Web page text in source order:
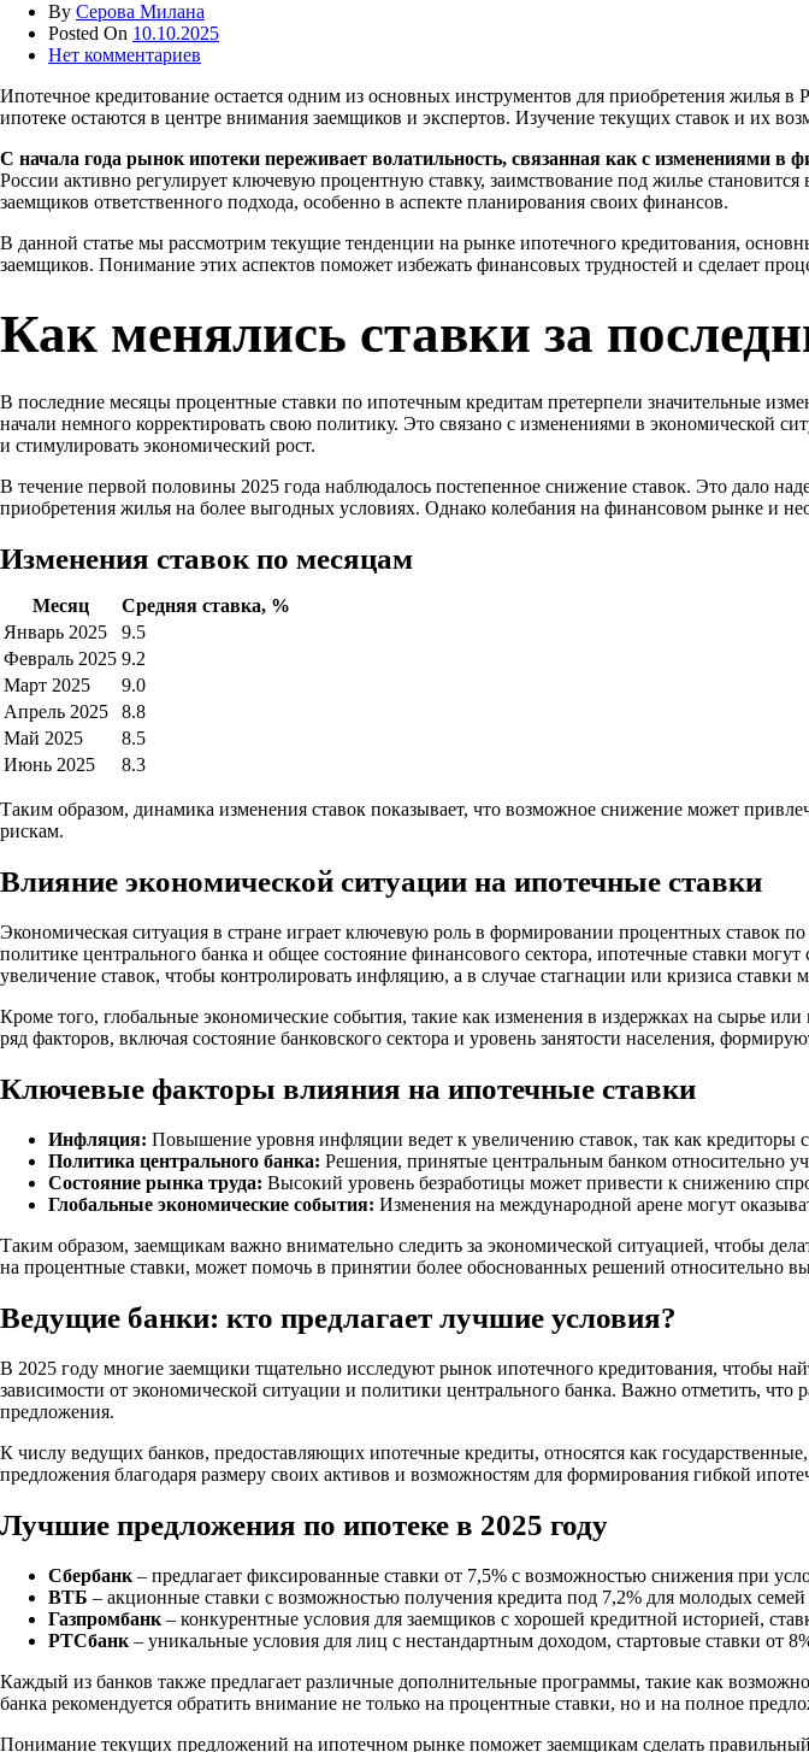
By Серова Милана
Posted On 10.10.2025
Нет комментариев
Ипотечное кредитование остается одним из основных инструментов для приобретения жилья
ипотеке остаются в центре внимания заемщиков и экспертов. Изучение текущих ставок и их
С начала года рынок ипотеки переживает волатильность, связанная как с изменениями
России активно регулирует ключевую процентную ставку, заимствование под жилье
заемщиков ответственного подхода, особенно в аспекте планирования своих финансов.
В данной статье мы рассмотрим текущие тенденции на рынке ипотечного кредитования,
заемщиков. Понимание этих аспектов поможет избежать финансовых трудностей и сделает
Как менялись ставки за
В последние месяцы процентные ставки по ипотечным кредитам претерпели значительные
начали немного корректировать свою политику. Это связано с изменениями в экономической
и стимулировать экономический рост.
В течение первой половины 2025 года наблюдалось постепенное снижение ставок. Это дало
приобретения жилья на более выгодных условиях. Однако колебания на финансовом рынке и
Изменения ставок по месяцам
Месяц
Средняя ставка, %
Январь 2025
9.5
Февраль 2025 9.2
Март 2025
9.0
Апрель 2025
8.8
Май 2025
8.5
Июнь 2025
8.3
Таким образом, динамика изменения ставок показывает, что возможное снижение может
рискам.
Влияние экономической ситуации на ипотечные ставки
Экономическая ситуация в стране играет ключевую роль в формировании процентных ставок
политике центрального банка и общее состояние финансового сектора, ипотечные ставки
увеличение ставок, чтобы контролировать инфляцию, а в случае стагнации или кризиса
Кроме того, глобальные экономические события, такие как изменения в издержках на сырье
ряд факторов, включая состояние банковского сектора и уровень занятости населения,
Ключевые факторы влияния на ипотечные ставки
Инфляция: Повышение уровня инфляции ведет к увеличению ставок, так как кредиторы
Политика центрального банка: Решения, принятые центральным банком относительно
Состояние рынка труда: Высокий уровень безработицы может привести к снижению
Глобальные экономические события: Изменения на международной арене могут
Таким образом, заемщикам важно внимательно следить за экономической ситуацией, чтобы
на процентные ставки, может помочь в принятии более обоснованных решений относительно
Ведущие банки: кто предлагает лучшие условия?
В 2025 году многие заемщики тщательно исследуют рынок ипотечного кредитования, чтобы
зависимости от экономической ситуации и политики центрального банка. Важно отметить,
предложения.
К числу ведущих банков, предоставляющих ипотечные кредиты, относятся как
предложения благодаря размеру своих активов и возможностям для формирования гибкой
Лучшие предложения по ипотеке в 2025 году
Сбербанк – предлагает фиксированные ставки от 7,5% с возможностью снижения при
ВТБ – акционные ставки с возможностью получения кредита под 7,2% для молодых
Газпромбанк – конкурентные условия для заемщиков с хорошей кредитной историей,
РТСбанк – уникальные условия для лиц с нестандартным доходом, стартовые ставки от
Каждый из банков также предлагает различные дополнительные программы, такие как
банка рекомендуется обратить внимание не только на процентные ставки, но и на полное
Понимание текущих предложений на ипотечном рынке поможет заемщикам сделать